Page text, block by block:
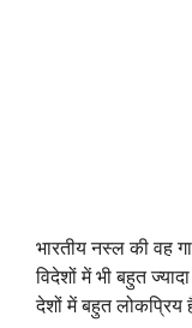
भारतीय नस्ल की वह
विदेशों में भी बहुत
देशों में बहुत